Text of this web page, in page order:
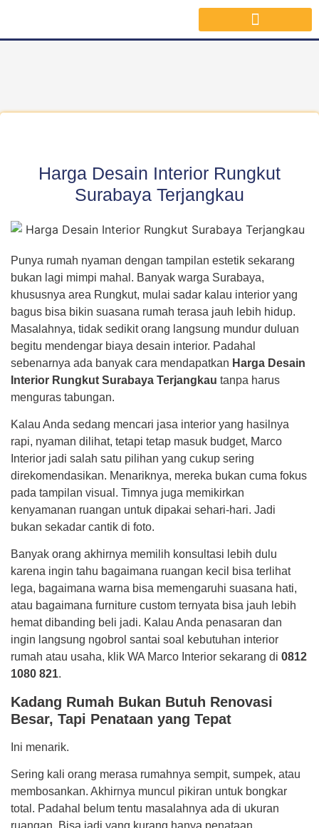
Harga Desain Interior Rungkut
Surabaya Terjangkau
Punya rumah nyaman dengan tampilan estetik sekarang
bukan lagi mimpi mahal. Banyak warga Surabaya,
khususnya area Rungkut, mulai sadar kalau interior yang
bagus bisa bikin suasana rumah terasa jauh lebih hidup.
Masalahnya, tidak sedikit orang langsung mundur duluan
begitu mendengar biaya desain interior. Padahal
sebenarnya ada banyak cara mendapatkan Harga Desain
Interior Rungkut Surabaya Terjangkau tanpa harus
menguras tabungan.
Kalau Anda sedang mencari jasa interior yang hasilnya
rapi, nyaman dilihat, tetapi tetap masuk budget, Marco
Interior jadi salah satu pilihan yang cukup sering
direkomendasikan. Menariknya, mereka bukan cuma fokus
pada tampilan visual. Timnya juga memikirkan
kenyamanan ruangan untuk dipakai sehari-hari. Jadi
bukan sekadar cantik di foto.
Banyak orang akhirnya memilih konsultasi lebih dulu
karena ingin tahu bagaimana ruangan kecil bisa terlihat
lega, bagaimana warna bisa memengaruhi suasana hati,
atau bagaimana furniture custom ternyata bisa jauh lebih
hemat dibanding beli jadi. Kalau Anda penasaran dan
ingin langsung ngobrol santai soal kebutuhan interior
rumah atau usaha, klik WA Marco Interior sekarang di 0812
1080 821.
Kadang Rumah Bukan Butuh Renovasi
Besar, Tapi Penataan yang Tepat
Ini menarik.
Sering kali orang merasa rumahnya sempit, sumpek, atau
membosankan. Akhirnya muncul pikiran untuk bongkar
total. Padahal belum tentu masalahnya ada di ukuran